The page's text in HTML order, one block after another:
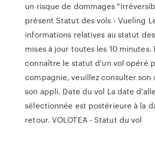
un risque de dommages
présent Statut des vols - Vueling
informations relatives au statut
mises à jour toutes les 10 minutes.
connaître le statut d'un vol opéré
compagnie, veuillez consulter son
son appli. Date du vol La date
sélectionnée est postérieure à la
retour. VOLOTEA - Statut du vol